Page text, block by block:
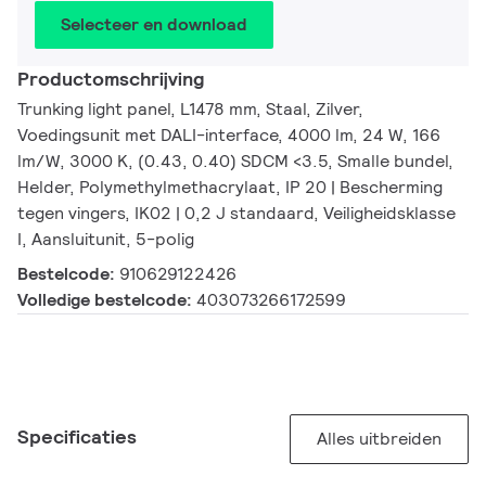
Selecteer en download
Productomschrijving
Trunking light panel, L1478 mm, Staal, Zilver,
Voedingsunit met DALI-interface, 4000 lm, 24 W, 166
lm/W, 3000 K, (0.43, 0.40) SDCM <3.5, Smalle bundel,
Helder, Polymethylmethacrylaat, IP 20 | Bescherming
tegen vingers, IK02 | 0,2 J standaard, Veiligheidsklasse
I, Aansluitunit, 5-polig
Bestelcode: 910629122426
Volledige bestelcode: 403073266172599
Specificaties Alles uitbreiden